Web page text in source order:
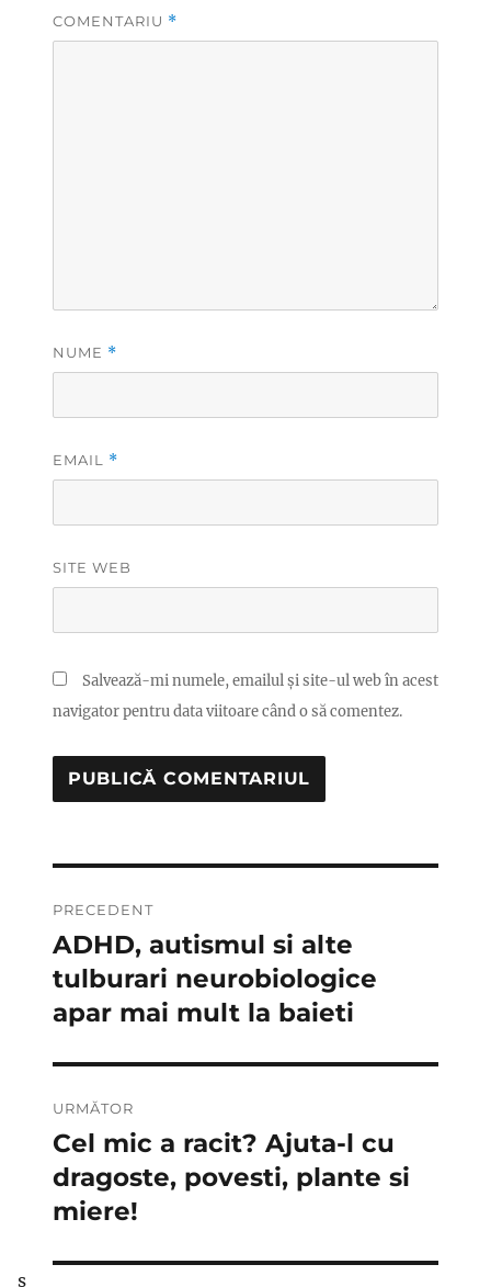
COMENTARIU *
NUME *
EMAIL *
SITE WEB
Salvează-mi numele, emailul și site-ul web în acest
navigator pentru data viitoare când o să comentez.
în
articole
PRECEDENT
Articolul
anterior:
ADHD, autismul si alte
tulburari neurobiologice
apar mai mult la baieti
URMĂTOR
Articolul
următor:
Cel mic a racit? Ajuta-l cu
dragoste, povesti, plante si
miere!
s